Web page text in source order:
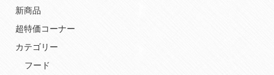
新商品
超特価コーナー
カテゴリー
フード